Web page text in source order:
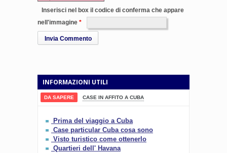
Inserisci nel box il codice di conferma che appare
nell'immagine
Invia Commento
INFORMAZIONI UTILI
DA SAPERE CASE IN AFFITO A CUBA
Prima del viaggio a Cuba
Case particular Cuba cosa sono
Visto turistico come ottenerlo
Quartieri dell' Havana